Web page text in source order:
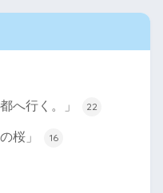
へ行く。」 22
桜」 16